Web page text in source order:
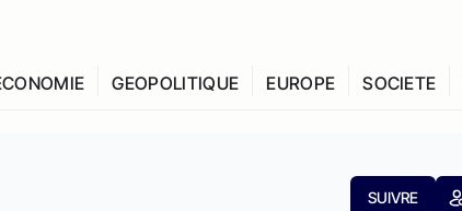
GEOPOLITIQUE EUROPE SOCIETE
SUIVRE